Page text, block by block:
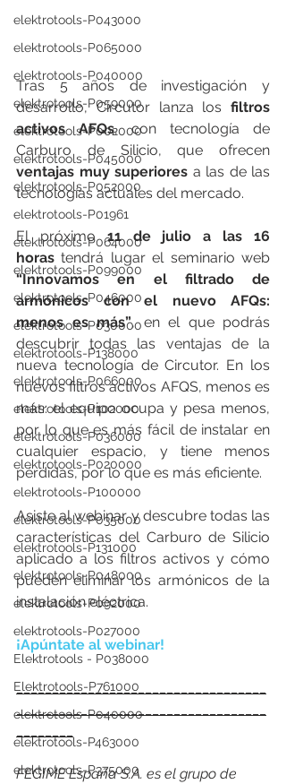
elektrotools-P043000
elektrotools-P065000
elektrotools-P040000
elektrotools-P059000
elektrotools-P002000
elektrotools-P045000
elektrotools-P052000
elektrotools-P01961
elektrotools-P064000
elektrotools-P099000
elektrotools-P046000
elektrotools-P030000
elektrotools-P138000
elektrotools-P066000
elektrotools-P102000
elektrotools-P036000
elektrotools-P020000
elektrotools-P100000
elektrotools-P035000
elektrotools-P131000
elektrotools-P048000
elektrotools-P092000
elektrotools-P027000
Elektrotools - P038000
Elektrotools-P761000
elektrotools-P040000
elektrotools-P463000
elektrotools-P375000
Tras 5 años de investigación y
desarrollo, Circutor lanza los filtros
activos AFQs, con tecnología de
ventajas muy superiores a las de las
tecnologías actuales del mercado.
El próximo 11 de julio a las 16
horas
“Innovamos en el filtrado de
armónicos con el nuevo AFQs:
menos es más”, en el que podrás
descubrir todas las ventajas de la
nueva tecnología de Circutor. En los
nuevos filtros activos AFQS, menos es
más: el equipo ocupa y pesa menos,
por lo que es más fácil de instalar en
cualquier espacio, y tiene menos
pérdidas, por lo que es más eficiente.
Asiste al webinar y descubre todas las
características del Carburo de Silicio
aplicado a los filtros activos y cómo
pueden eliminar los armónicos de la
instalación eléctrica.
¡Apúntate al webinar!
___________________________________
___________________________________
FEGIME España S.A. es el grupo de